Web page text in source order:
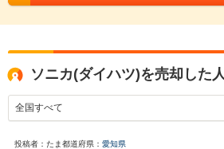
ソニカ(ダイハツ)を売却した
投稿者：たま都道府県： 愛知県